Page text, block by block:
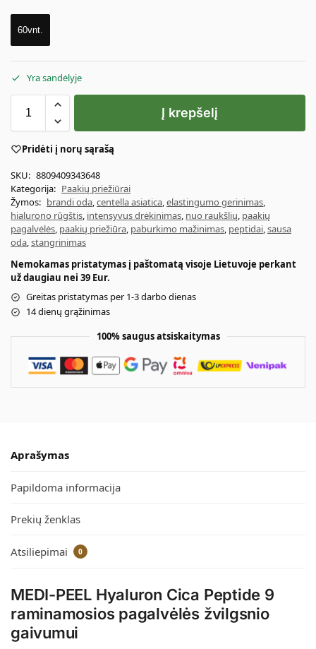
60vnt.
Yra sandėlyje
Į krepšelį
Pridėti į norų sąrašą
SKU: 8809409343648
Kategorija: Paakių priežiūrai
Žymos: brandi oda,centella asiatica,elastingumo gerinimas,
hialurono rūgštis, intensyvus drėkinimas, nuo raukšlių, paakių
pagalvėlės, paakių priežiūra, paburkimo mažinimas, peptidai,sausa
oda,stangrinimas
Nemokamas pristatymas į paštomatą visoje Lietuvoje perkant
už daugiau nei 39 Eur.
Greitas pristatymas per 1-3 darbo dienas
14 dienų grąžinimas
100% saugus atsiskaitymas
Aprašymas
Papildoma informacija
Prekių ženklas
Atsiliepimai 0
MEDI-PEEL Hyaluron Cica Peptide 9
raminamosios pagalvėlės žvilgsnio
gaivumui